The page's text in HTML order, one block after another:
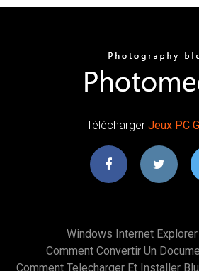
Télécharger Jeux PC
Windows Internet
Comment Convertir Un
Comment Telecharger Et Installer